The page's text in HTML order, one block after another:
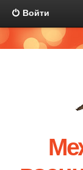
Войти